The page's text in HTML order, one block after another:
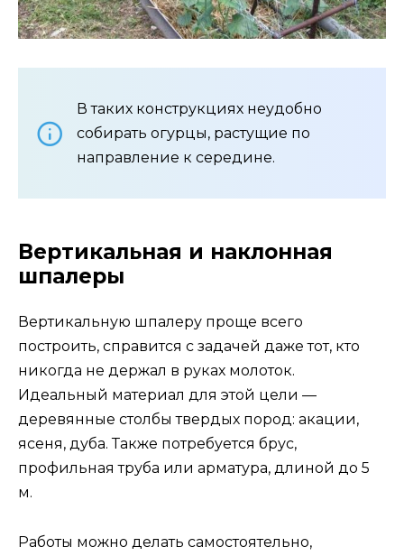
В таких конструкциях неудобно
собирать огурцы, растущие по
направление к середине.
Вертикальная и наклонная
шпалеры
Вертикальную шпалеру проще всего
построить, справится с задачей даже тот, кто
никогда не держал в руках молоток.
Идеальный материал для этой цели —
деревянные столбы твердых пород: акации,
ясеня, дуба. Также потребуется брус,
профильная труба или арматура, длиной до 5
м.
Работы можно делать самостоятельно,